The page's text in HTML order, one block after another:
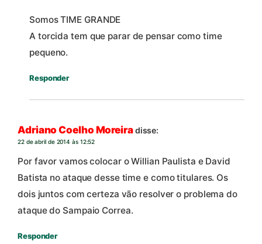
Somos TIME GRANDE
A torcida tem que parar de pensar como time
pequeno.
Responder
Adriano Coelho Moreiradisse:
22 de abril de 2014 às 12:52
Por favor vamos colocar o Willian Paulista e David
Batista no ataque desse time e como titulares. Os
dois juntos com certeza vão resolver o problema do
ataque do Sampaio Correa.
Responder